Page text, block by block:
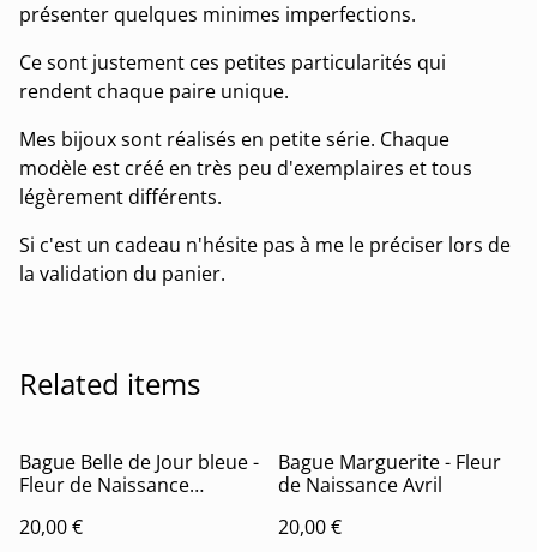
présenter quelques minimes imperfections.
Ce sont justement ces petites particularités qui
rendent chaque paire unique.
Mes bijoux sont réalisés en petite série. Chaque
modèle est créé en très peu d'exemplaires et tous
légèrement différents.
Si c'est un cadeau n'hésite pas à me le préciser lors de
la validation du panier.
Related items
Bague Belle de Jour bleue -
Fleur de Naissance
20,00 €
Bague Marguerite - Fleur
de Naissance Avril
20,00 €